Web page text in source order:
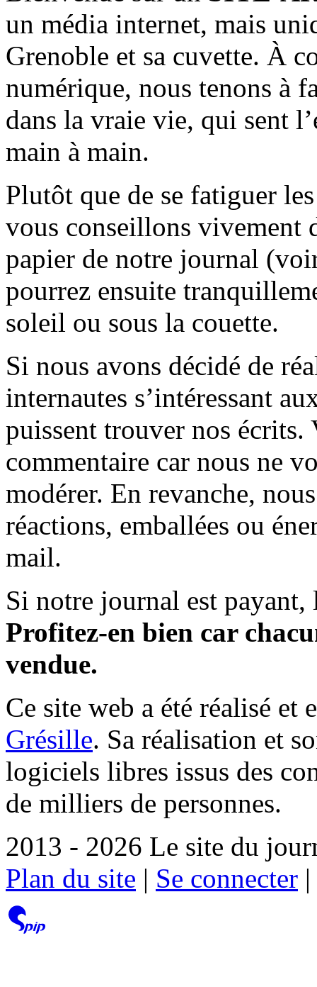
un média internet, mais
Grenoble et sa cuvette. À
numérique, nous tenons à
dans la vraie vie, qui sent
main à main.
Plutôt que de se fatiguer
vous conseillons vivement
papier de notre journal
pourrez ensuite
soleil ou sous la couette.
Si nous avons décidé de
internautes s’intéressant
puissent trouver nos écrits.
commentaire car nous ne
modérer. En revanche,
réactions, emballées ou
mail.
Si notre journal est payant,
Profitez-en bien car
vendue.
Ce site web a été réalisé et
Grésille. Sa réalisation et
logiciels libres issus des
de milliers de personnes.
2013 - 2026 Le site du
Plan du site | Se connecter |